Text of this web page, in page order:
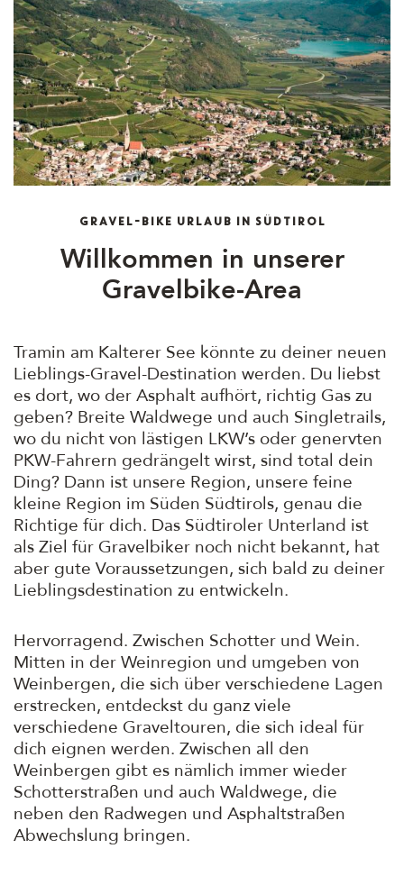
GRAVEL-BIKE URLAUB IN SÜDTIROL
Willkommen in unserer
Gravelbike-Area
Tramin am Kalterer See könnte zu deiner neuen
Lieblings-Gravel-Destination werden. Du liebst
es dort, wo der Asphalt aufhört, richtig Gas zu
geben? Breite Waldwege und auch Singletrails,
wo du nicht von lästigen LKW’s oder genervten
PKW-Fahrern gedrängelt wirst, sind total dein
Ding? Dann ist unsere Region, unsere feine
kleine Region im Süden Südtirols, genau die
Richtige für dich. Das Südtiroler Unterland ist
als Ziel für Gravelbiker noch nicht bekannt, hat
aber gute Voraussetzungen, sich bald zu deiner
Lieblingsdestination zu entwickeln.
Hervorragend. Zwischen Schotter und Wein.
Mitten in der Weinregion und umgeben von
Weinbergen, die sich über verschiedene Lagen
erstrecken, entdeckst du ganz viele
verschiedene Graveltouren, die sich ideal für
dich eignen werden. Zwischen all den
Weinbergen gibt es nämlich immer wieder
Schotterstraßen und auch Waldwege, die
neben den Radwegen und Asphaltstraßen
Abwechslung bringen.